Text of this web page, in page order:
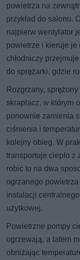
powietrza na
przykład do salonu.
najpierw wentylator
powietrze i kieruje je
chłodniczy
do sprężarki, gdzie
Rozgrzany,
skraplacz, w którym
ponownie zamienia
ciśnienia i
kolejny obieg. W
transportuje ciepło
robić to na dwa
ogrzanego
instalacji
użytkowej.
Powietrzne pompy
ogrzewają, a latem
obniżając